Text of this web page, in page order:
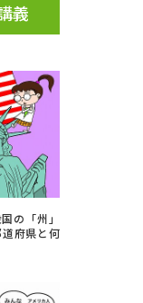
義
の「州」
府県と何